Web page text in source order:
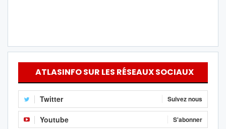
ATLASINFO SUR LES RÉSEAUX SOCIAUX
Twitter Suivez nous
Youtube S'abonner